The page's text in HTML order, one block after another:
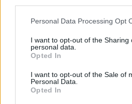
Please note that this website/app
not limited to your visit or usage
grant or deny consent to Google
use your data for below specified
consent section.
Personal Data Processing Opt
I want to opt-out of the Sharing
personal data.
Opted In
I want to opt-out of the Sale of
Personal Data.
Opted In
csodarabbi, Steiner Sáje
és beszámolt Semjén
hegyaljai településen
vallásos zsidó zarándok
turistaforgalomra.